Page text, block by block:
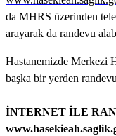
da MHRS üzerinden
arayarak da randevu
Hastanemizde Merkezi
başka bir yerden
İNTERNET İLE